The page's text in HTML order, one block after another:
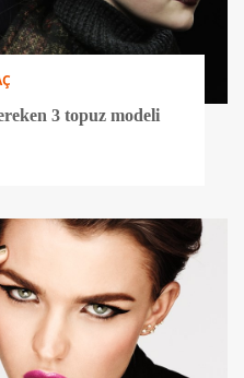
3 topuz modeli